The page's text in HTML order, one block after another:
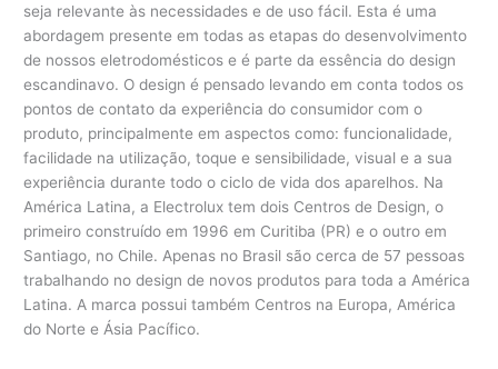
seja relevante às necessidades e de uso fácil. Esta é uma
abordagem presente em todas as etapas do desenvolvimento
de nossos eletrodomésticos e é parte da essência do design
escandinavo. O design é pensado levando em conta todos os
pontos de contato da experiência do consumidor com o
produto, principalmente em aspectos como: funcionalidade,
facilidade na utilização, toque e sensibilidade, visual e a sua
experiência durante todo o ciclo de vida dos aparelhos. Na
América Latina, a Electrolux tem dois Centros de Design, o
primeiro construído em 1996 em Curitiba (PR) e o outro em
Santiago, no Chile. Apenas no Brasil são cerca de 57 pessoas
trabalhando no design de novos produtos para toda a América
Latina. A marca possui também Centros na Europa, América
do Norte e Ásia Pacífico.